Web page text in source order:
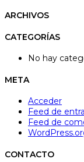
ARCHIVOS
CATEGORÍAS
No hay
META
Acceder
Feed de
Feed de
CONTACTO